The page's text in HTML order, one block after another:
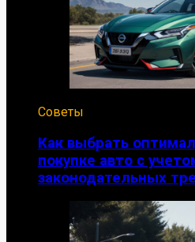
Советы
Как выбрать
покупке авто с
законодательных